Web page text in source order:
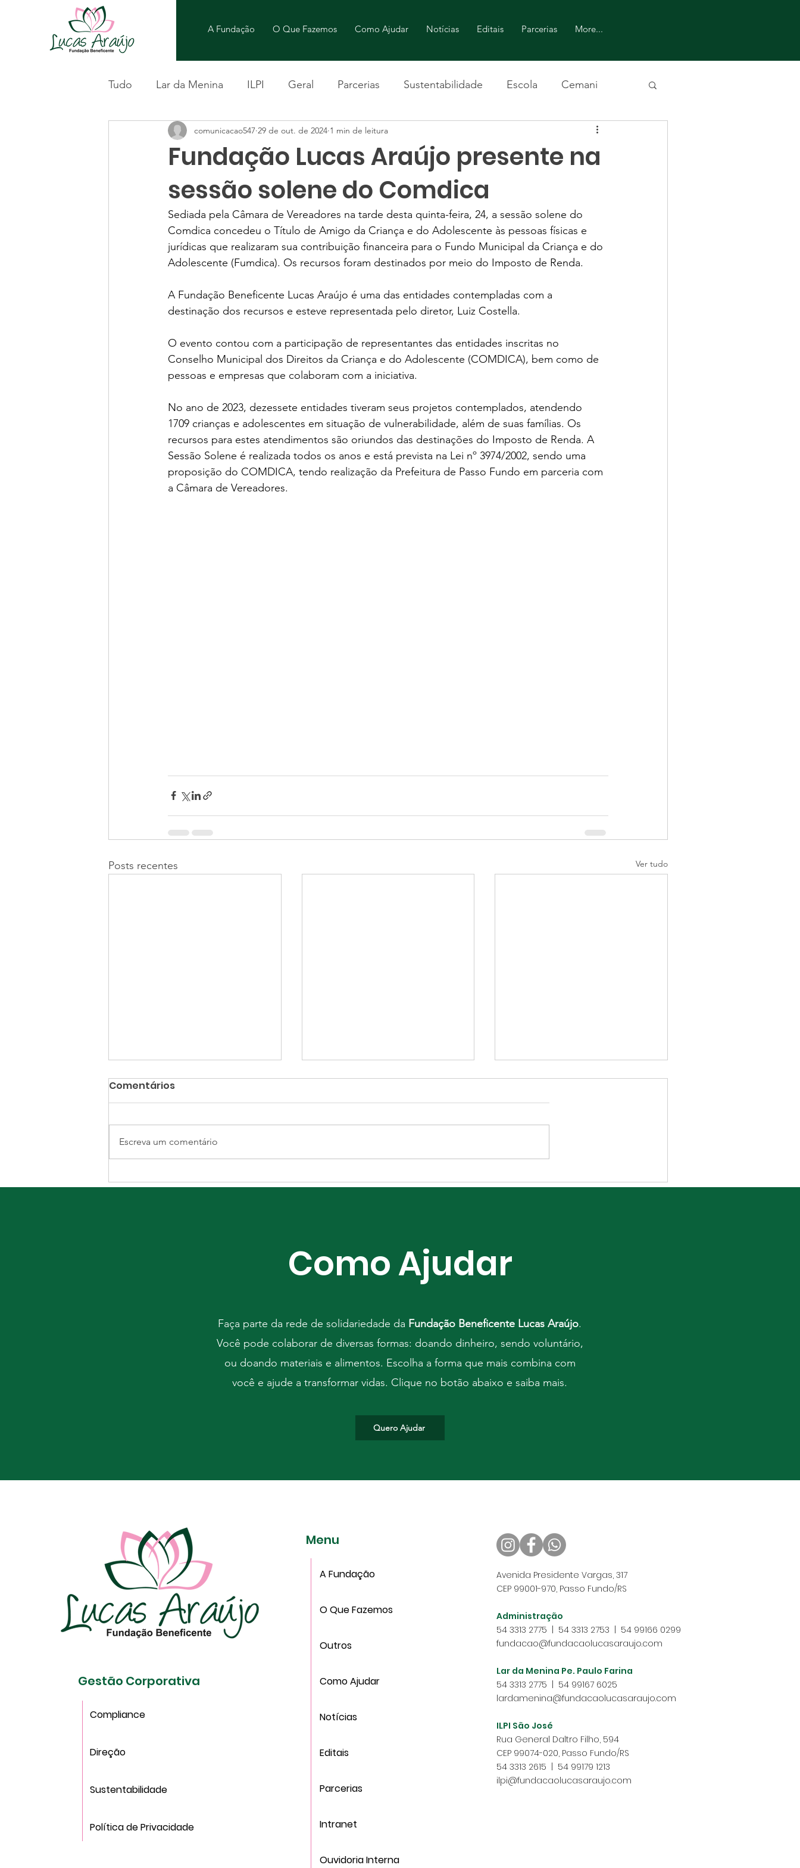
A Fundação O Que Fazemos Como Ajudar Notícias Editais Parcerias More...
Tudo Lar da Menina ILPI Geral Parcerias Sustentabilidade Escola Cemani
Fundação Lucas Araújo presente na
sessão solene do Comdica
comunicacao547 29 de out. de 2024 1 min de leitura
Sediada pela Câmara de Vereadores na tarde desta quinta-feira, 24, a sessão solene do
Comdica concedeu o Título de Amigo da Criança e do Adolescente às pessoas físicas e
jurídicas que realizaram sua contribuição financeira para o Fundo Municipal da Criança e do
Adolescente (Fumdica). Os recursos foram destinados por meio do Imposto de Renda.
A Fundação Beneficente Lucas Araújo é uma das entidades contempladas com a
destinação dos recursos e esteve representada pelo diretor, Luiz Costella.
O evento contou com a participação de representantes das entidades inscritas no
Conselho Municipal dos Direitos da Criança e do Adolescente (COMDICA), bem como de
pessoas e empresas que colaboram com a iniciativa.
No ano de 2023, dezessete entidades tiveram seus projetos contemplados, atendendo
1709 crianças e adolescentes em situação de vulnerabilidade, além de suas famílias. Os
recursos para estes atendimentos são oriundos das destinações do Imposto de Renda. A
Sessão Solene é realizada todos os anos e está prevista na Lei nº 3974/2002, sendo uma
proposição do COMDICA, tendo realização da Prefeitura de Passo Fundo em parceria com
a Câmara de Vereadores.
Posts recentes Ver tudo
Fundação Beneficente
Construir pontes a partir
Rotina que faz bem
Comentários
Escreva um comentário
Como Ajudar
Faça parte da rede de solidariedade da Fundação Beneficente Lucas Araújo.
Você pode colaborar de diversas formas: doando dinheiro, sendo voluntário,
ou doando materiais e alimentos. Escolha a forma que mais combina com
você e ajude a transformar vidas. Clique no botão abaixo e saiba mais.
Quero Ajudar
Gestão Corporativa
Compliance
Direção
Sustentabilidade
Política de Privacidade
Menu
A Fundação
O Que Fazemos
Outros
Como Ajudar
Notícias
Editais
Parcerias
Intranet
Ouvidoria Interna
Avenida Presidente Vargas, 317
CEP 99001-970, Passo Fundo/RS
Administração
54 3313 2775 | 54 3313 2753 | 54 99166 0299
fundacao@fundacaolucasaraujo.com
Lar da Menina Pe. Paulo Farina
54 3313 2775 | 54 99167 6025
lardamenina@fundacaolucasaraujo.com
ILPI São José
Rua General Daltro Filho, 594
CEP 99074-020, Passo Fundo/RS
54 3313 2615 | 54 99179 1213
ilpi@fundacaolucasaraujo.com